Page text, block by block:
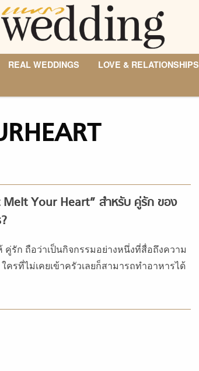
REAL WEDDINGS LOVE & RELATIONSHIPS
Melt Your Heart” สำหรับ คู่รัก ของ
คู่รัก ถือว่าเป็นกิจกรรมอย่างหนึ่งที่สื่อถึงความ
ครที่ไม่เคยเข้าครัวเลยก็สามารถทำอาหารได้